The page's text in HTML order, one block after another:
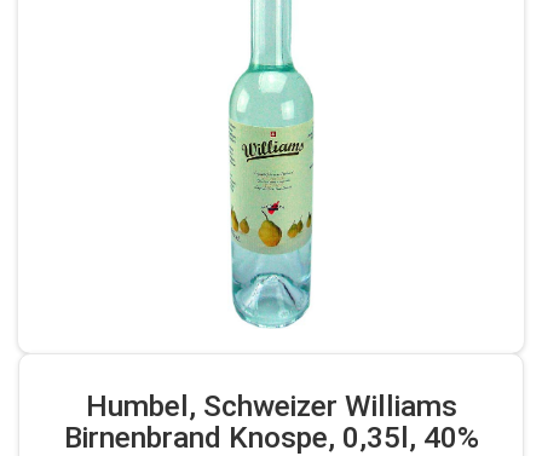
Humbel, Schweizer Williams
Birnenbrand Knospe, 0,35l, 40%